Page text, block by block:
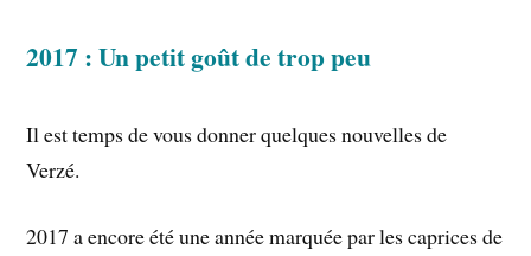
2017 : Un petit goût de trop peu
Il est temps de vous donner quelques nouvelles de
Verzé.
2017 a encore été une année marquée par les caprices de